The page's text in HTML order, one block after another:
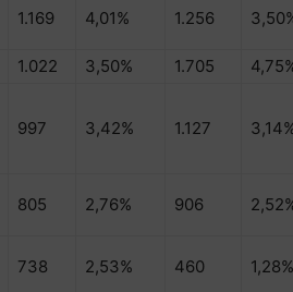
1.169 4,01% 1.256
1.022 3,50% 1.705
997 3,42% 1.127
805 2,76% 906
738 2,53% 460 1,28%